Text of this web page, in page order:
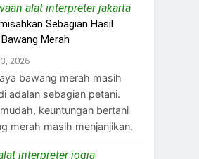
alat interpreter jakarta
Sebagian Hasil
Merah
2026
bawang merah masih
adalan sebagian petani.
keuntungan bertani
merah masih menjanjikan.
interpreter jogjaon